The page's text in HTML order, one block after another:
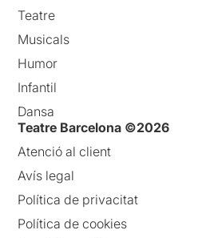
Teatre
Musicals
Humor
Infantil
Dansa
Teatre Barcelona ©2026
Atenció al client
Avís legal
Política de privacitat
Política de cookies